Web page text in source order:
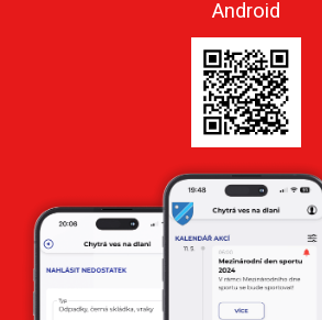
Android